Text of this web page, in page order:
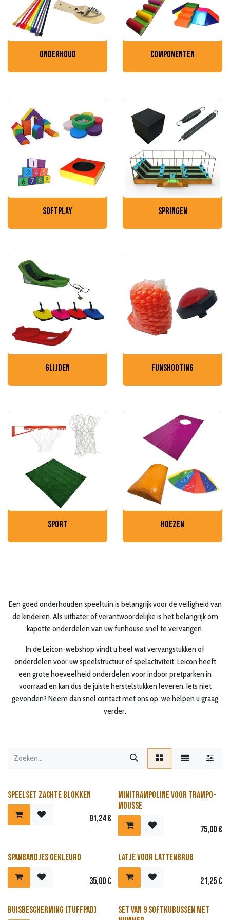
springen
softplay
componenten
onderhoud
glijden funshooting
sport hoezen
Een goed onderhouden speeltuin is belangrijk voor de veiligheid van
de kinderen. Als uitbater of verantwoordelijke is het belangrijk om
kapotte onderdelen van uw funhouse snel te vervangen.
In de Leicon-webshop vindt u heel wat vervangstukken of
onderdelen voor uw speelstructuur of spelactiviteit. Leicon heeft
een grote hoeveelheid onderdelen voor indoor pretparken in
voorraad en kan dus de juiste herstelstukken leveren. Iets niet
gevonden? Neem dan snel contact met ons op, we helpen u graag
verder.
Nieuw!
Speelset zachte blokken
91,24€
minitrampoline voor trampo-
mousse
75,00€
Spanbandjes gekleurd
35,00€
Latje voor lattenbrug
21,25€
Buisbescherming (TUFFPAD) Nieuw!
Set van 9 softkubussen met